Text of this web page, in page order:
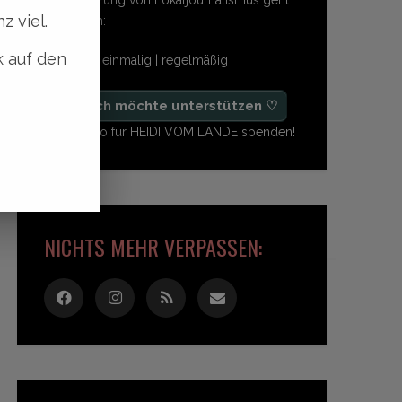
so einfach:
freiwillig | einmalig | regelmäßig
♡ Ja, ich möchte unterstützen ♡
Ab 1,- Euro für HEIDI VOM LANDE spenden!
NICHTS MEHR VERPASSEN:
viel.
auf den